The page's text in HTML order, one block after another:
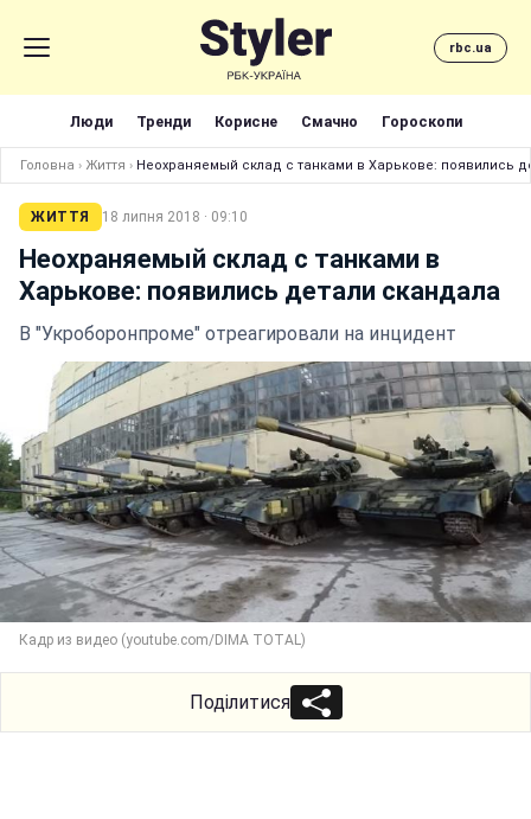
rbc.ua
Люди Тренди Корисне Смачно Гороскопи
Головна › Життя › Неохраняемый склад с танками в Харькове: появились
ЖИТТЯ 18 липня 2018 · 09:10
Неохраняемый склад с танками в
Харькове: появились детали скандала
В "Укроборонпроме" отреагировали на инцидент
Кадр из видео (youtube.com/DIMA TOTAL)
Поділитися